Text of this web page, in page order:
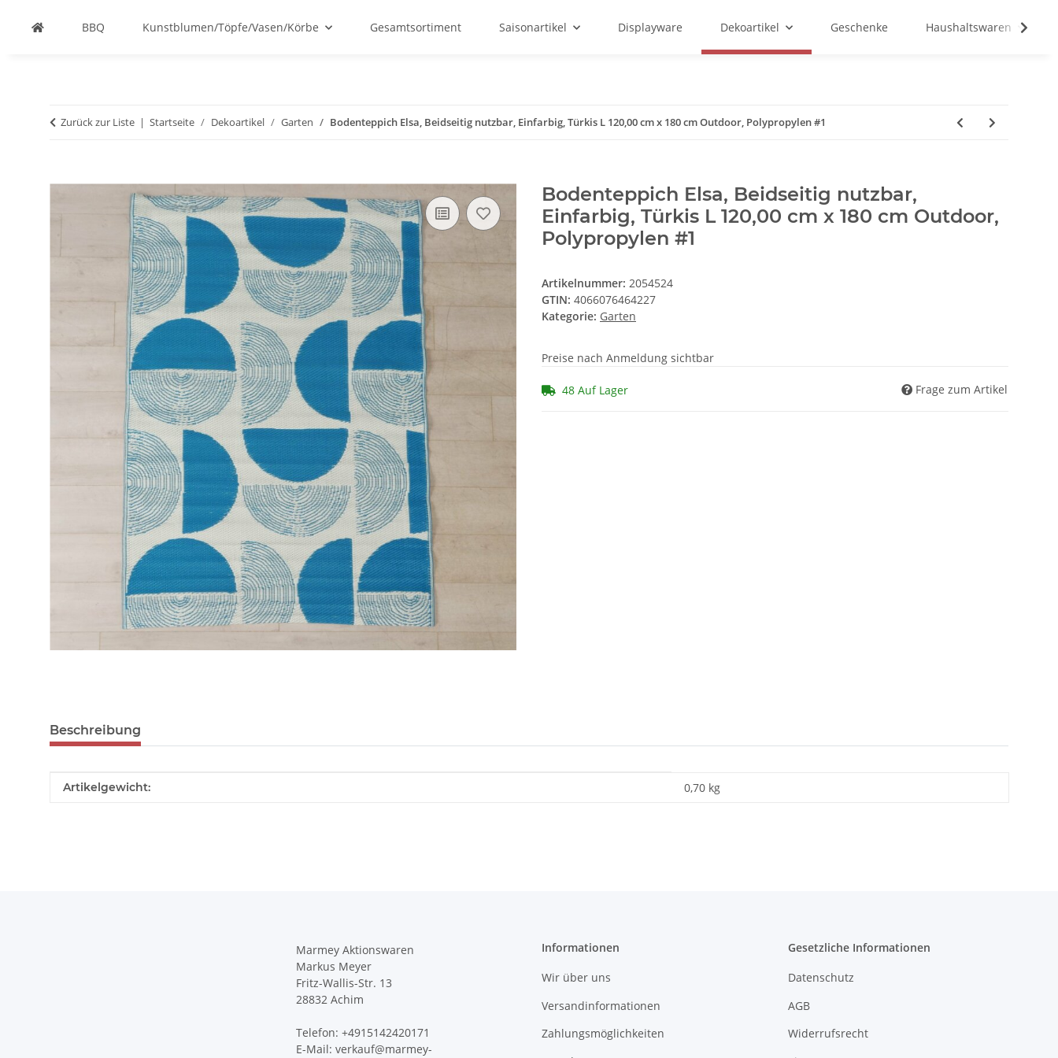
BBQ Kunstblumen/Töpfe/Vasen/Körbe Gesamtsortiment Saisonartikel Displayware Dekoartikel Geschenke Haushaltswaren
Zurück zur Liste Startseite Dekoartikel Garten Bodenteppich Elsa, Beidseitig nutzbar, Einfarbig, Türkis L 120,00 cm x 180 cm Outdoor, Polypropylen #1
Bodenteppich Elsa, Beidseitig nutzbar,
Einfarbig, Türkis L 120,00 cm x 180 cm Outdoor,
Polypropylen #1
Artikelnummer: 2054524
GTIN: 4066076464227
Kategorie: Garten
Preise nach Anmeldung sichtbar
48 Auf Lager Frage zum Artikel
Beschreibung
Produkteigenschaft
Wert
Artikelgewicht: 0,70 kg
Marmey Aktionswaren
Markus Meyer
Fritz-Wallis-Str. 13
28832 Achim
Telefon: +4915142420171
E-Mail: verkauf@marmey-
Informationen
Wir über uns
Versandinformationen
Zahlungsmöglichkeiten
Gesetzliche Informationen
Datenschutz
AGB
Widerrufsrecht